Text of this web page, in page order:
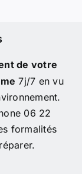
de votre
7j/7 en vu
06 22
formalités